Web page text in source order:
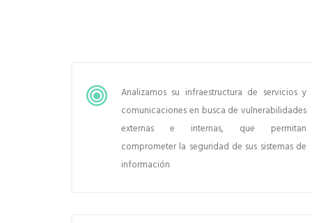
Analizamos su infraestructura de servicios y
comunicaciones en busca de vulnerabilidades
externas e internas, que permitan
comprometer la seguridad de sus sistemas de
información